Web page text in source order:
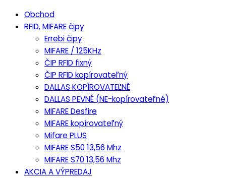
Obchod
RFID, MIFARE čipy
Errebi čipy
MIFARE / 125KHz
ČIP RFID fixný
ČIP RFID kopírovateľný
DALLAS KOPÍROVATEĽNĚ
DALLAS PEVNÉ (NE-kopírovateľné)
MIFARE Desfire
MIFARE kopírovateľný
Mifare PLUS
MIFARE S50 13,56 Mhz
MIFARE S70 13,56 Mhz
AKCIA A VÝPREDAJ